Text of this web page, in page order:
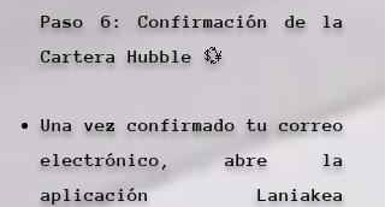
Paso 6: Confirmación de la
Cartera Hubble 💱
Una vez confirmado tu correo
electrónico, abre la
aplicación Laniakea